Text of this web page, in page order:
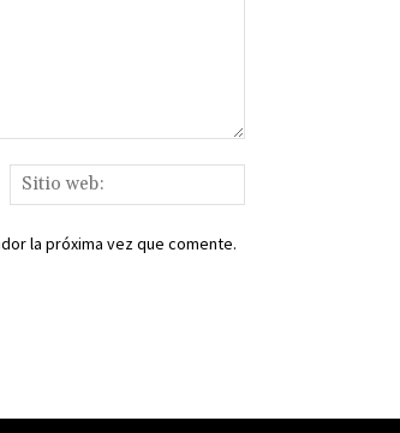
web:
la próxima vez que comente.